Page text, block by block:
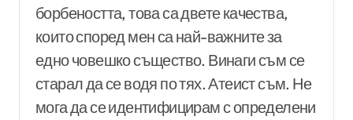
борбеността, това са двете качества,
които според мен са най-важните за
едно човешко същество. Винаги съм се
старал да се водя по тях. Атеист съм. Не
мога да се идентифицирам с определени